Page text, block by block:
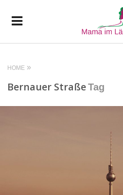
HOME
Bernauer StraßeTag
READ